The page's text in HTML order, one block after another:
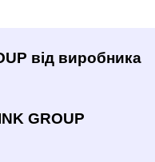
від виробника
GROUP